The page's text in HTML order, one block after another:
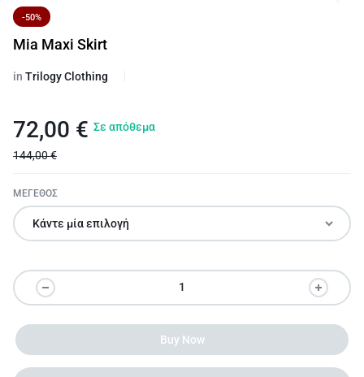
-50%
Mia Maxi Skirt
in Trilogy Clothing
72,00 €
144,00€
Σε απόθεμα
ΜΕΓΕΘΟΣ
Buy Now